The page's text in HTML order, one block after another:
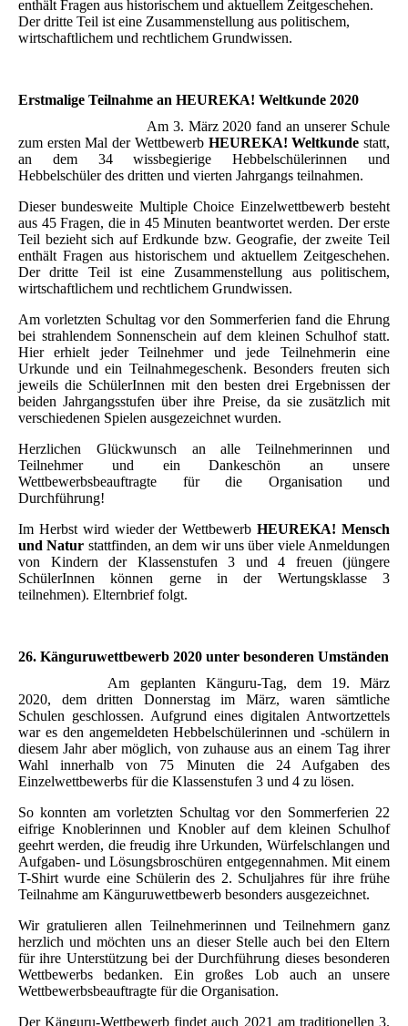
enthält Fragen aus historischem und aktuellem Zeitgeschehen.
Der dritte Teil ist eine Zusammenstellung aus politischem,
wirtschaftlichem und rechtlichem Grundwissen.
Erstmalige Teilnahme an HEUREKA! Weltkunde 2020
Am 3. März 2020 fand an unserer Schule
zum ersten Mal der Wettbewerb HEUREKA! Weltkunde statt,
an dem 34 wissbegierige Hebbelschülerinnen und
Hebbelschüler des dritten und vierten Jahrgangs teilnahmen.
Dieser bundesweite Multiple Choice Einzelwettbewerb besteht
aus 45 Fragen, die in 45 Minuten beantwortet werden. Der erste
Teil bezieht sich auf Erdkunde bzw. Geografie, der zweite Teil
enthält Fragen aus historischem und aktuellem Zeitgeschehen.
Der dritte Teil ist eine Zusammenstellung aus politischem,
wirtschaftlichem und rechtlichem Grundwissen.
Am vorletzten Schultag vor den Sommerferien fand die Ehrung
bei strahlendem Sonnenschein auf dem kleinen Schulhof statt.
Hier erhielt jeder Teilnehmer und jede Teilnehmerin eine
Urkunde und ein Teilnahmegeschenk. Besonders freuten sich
jeweils die SchülerInnen mit den besten drei Ergebnissen der
beiden Jahrgangsstufen über ihre Preise, da sie zusätzlich mit
verschiedenen Spielen ausgezeichnet wurden.
Herzlichen Glückwunsch an alle Teilnehmerinnen und
Teilnehmer und ein Dankeschön an unsere
Wettbewerbsbeauftragte für die Organisation und
Durchführung!
Im Herbst wird wieder der WettbewerbHEUREKA! Mensch
und Natur stattfinden, an dem wir uns über viele Anmeldungen
von Kindern der Klassenstufen 3 und 4 freuen (jüngere
SchülerInnen können gerne in der Wertungsklasse 3
teilnehmen). Elternbrief folgt.
26. Känguruwettbewerb 2020 unter besonderen Umständen
Am geplanten Känguru-Tag, dem 19. März
2020, dem dritten Donnerstag im März, waren sämtliche
Schulen geschlossen. Aufgrund eines digitalen Antwortzettels
war es den angemeldeten Hebbelschülerinnen und -schülern in
diesem Jahr aber möglich, von zuhause aus an einem Tag ihrer
Wahl innerhalb von 75 Minuten die 24 Aufgaben des
Einzelwettbewerbs für die Klassenstufen 3 und 4 zu lösen.
So konnten am vorletzten Schultag vor den Sommerferien 22
eifrige Knoblerinnen und Knobler auf dem kleinen Schulhof
geehrt werden, die freudig ihre Urkunden, Würfelschlangen und
Aufgaben- und Lösungsbroschüren entgegennahmen. Mit einem
T-Shirt wurde eine Schülerin des 2. Schuljahres für ihre frühe
Teilnahme am Känguruwettbewerb besonders ausgezeichnet.
Wir gratulieren allen Teilnehmerinnen und Teilnehmern ganz
herzlich und möchten uns an dieser Stelle auch bei den Eltern
für ihre Unterstützung bei der Durchführung dieses besonderen
Wettbewerbs bedanken. Ein großes Lob auch an unsere
Wettbewerbsbeauftragte für die Organisation.
Der Känguru-Wettbewerb findet auch 2021 am traditionellen 3.